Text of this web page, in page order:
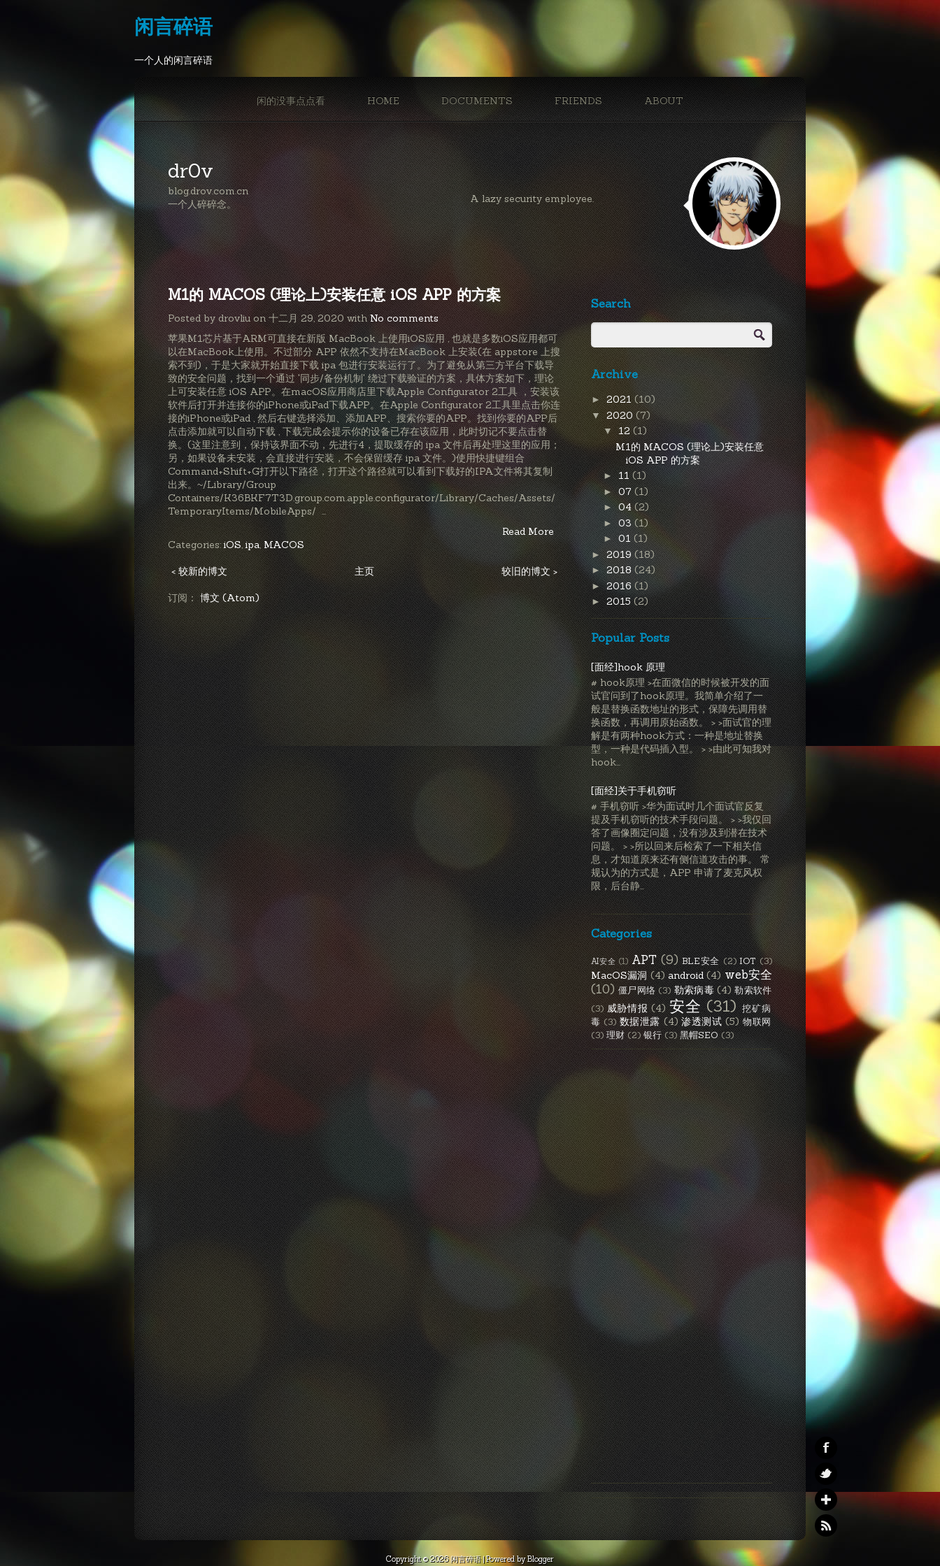
闲言碎语
一个人的闲言碎语
闲的没事点点看 HOME DOCUMENTS FRIENDS ABOUT
dr0v
blog.drov.com.cn
一个人碎碎念。
A lazy security employee.
M1的 MACOS (理论上)安装任意 iOS APP 的方案
Posted by drovliu on 十二月 29, 2020 withNo comments
苹果M1芯片基于ARM可直接在新版 MacBook 上使用iOS应用 , 也就是多数iOS应用都可
以在MacBook上使用。不过部分 APP 依然不支持在MacBook 上安装(在 appstore 上搜
索不到)，于是大家就开始直接下载 ipa 包进行安装运行了。为了避免从第三方平台下载导
致的安全问题，找到一个通过 '同步/备份机制' 绕过下载验证的方案，具体方案如下，理论
上可安装任意 iOS APP。在macOS应用商店里下载Apple Configurator 2工具 ，安装该
软件后打开并连接你的iPhone或iPad下载APP。在Apple Configurator 2工具里点击你连
接的iPhone或iPad , 然后右键选择添加、添加APP、搜索你要的APP。找到你要的APP后
点击添加就可以自动下载 , 下载完成会提示你的设备已存在该应用，此时切记不要点击替
换。(这里注意到，保持该界面不动，先进行4，提取缓存的 ipa 文件后再处理这里的应用；
另，如果设备未安装，会直接进行安装，不会保留缓存 ipa 文件。)使用快捷键组合
Command+Shift+G打开以下路径，打开这个路径就可以看到下载好的IPA文件将其复制
出来。~/Library/Group
Containers/K36BKF7T3D.group.com.apple.configurator/Library/Caches/Assets/
TemporaryItems/MobileApps/ ...
Read More
Categories:iOS,ipa,MACOS
< 较新的博文 较旧的博文 >
主页
订阅：博文 (Atom)
Search
Archive
►2021(10)
▼2020(7)
▼12(1)
M1的 MACOS (理论上)安装任意
iOS APP 的方案
►11(1)
►07(1)
►04(2)
►03(1)
►01(1)
►2019(18)
►2018(24)
►2016(1)
►2015(2)
Popular Posts
[面经]hook 原理
# hook原理 >在面微信的时候被开发的面
试官问到了hook原理。我简单介绍了一
般是替换函数地址的形式，保障先调用替
换函数，再调用原始函数。 > >面试官的理
解是有两种hook方式：一种是地址替换
型，一种是代码插入型。 > >由此可知我对
hook...
[面经]关于手机窃听
# 手机窃听 >华为面试时几个面试官反复
提及手机窃听的技术手段问题。 > >我仅回
答了画像圈定问题，没有涉及到潜在技术
问题。 > >所以回来后检索了一下相关信
息，才知道原来还有侧信道攻击的事。 常
规认为的方式是，APP 申请了麦克风权
限，后台静...
Categories
AI安全 (1) APT (9) BLE安全 (2) IOT (3)
MacOS漏洞 (4) android (4) web安全
(10) 僵尸网络 (3) 勒索病毒 (4) 勒索软件
(3) 威胁情报 (4) 安全 (31) 挖矿病
毒 (3) 数据泄露 (4) 渗透测试 (5) 物联网
(3) 理财 (2) 银行 (3) 黑帽SEO (3)
Copyright ©2026闲言碎语| Powered byBlogger